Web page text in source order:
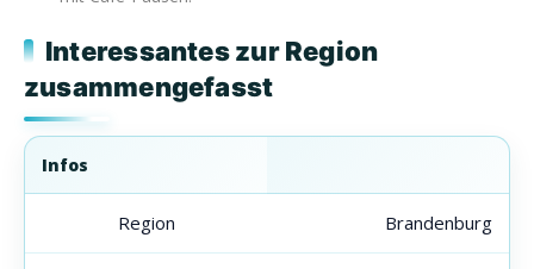
Interessantes zur Region
zusammengefasst
Infos
Region Brandenburg